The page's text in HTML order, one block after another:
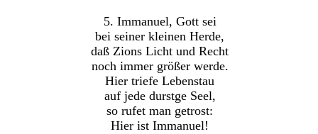
5. Immanuel, Gott sei
bei seiner kleinen Herde,
daß Zions Licht und Recht
noch immer größer werde.
Hier triefe Lebenstau
auf jede durstge Seel,
so rufet man getrost:
Hier ist Immanuel!